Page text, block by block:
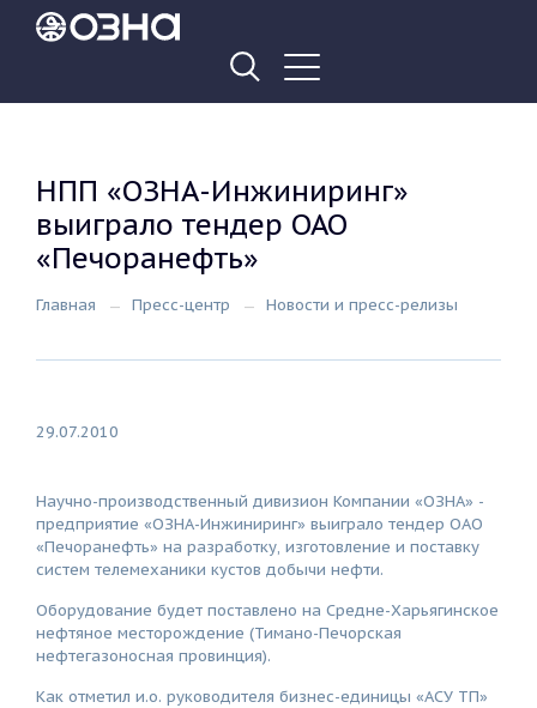
НПП «ОЗНА-Инжиниринг»
выиграло тендер ОАО
«Печоранефть»
Главная Пресс-центр Новости и пресс-релизы
29.07.2010
Научно-производственный дивизион Компании «ОЗНА» -
предприятие «ОЗНА-Инжиниринг» выиграло тендер ОАО
«Печоранефть» на разработку, изготовление и поставку
систем телемеханики кустов добычи нефти.
Оборудование будет поставлено на Средне-Харьягинское
нефтяное месторождение (Тимано-Печорская
нефтегазоносная провинция).
Как отметил и.о. руководителя бизнес-единицы «АСУ ТП»